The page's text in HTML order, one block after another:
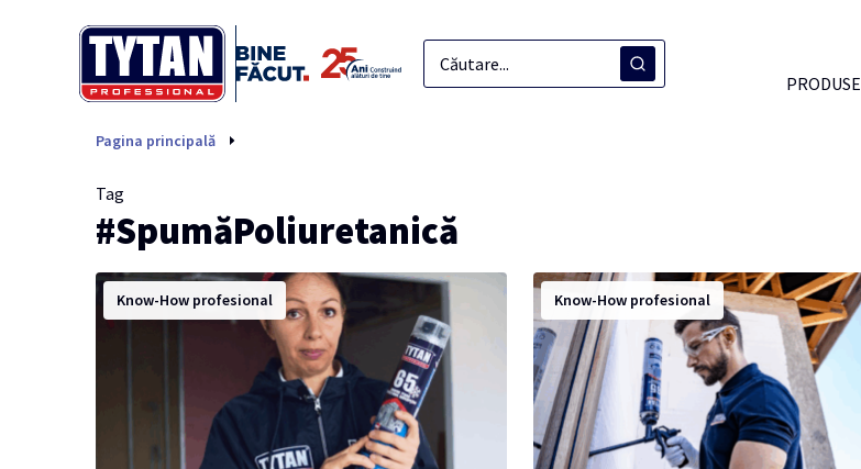
PRODUSE
Pagina principală
Tag
#SpumăPoliuretanică
Know-How profesional Know-How profesional